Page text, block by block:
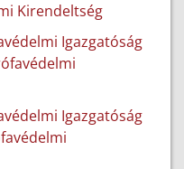
Kirendeltség
Igazgatóság
Igazgatóság